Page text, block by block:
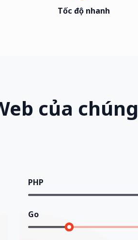
Tốc độ nhanh
của
PHP
Go